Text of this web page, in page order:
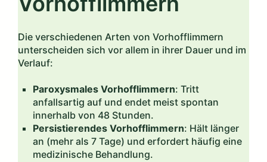
Die verschiedenen Arten von Vorhofflimmern
unterscheiden sich vor allem in ihrer Dauer und im
Verlauf:
Paroxysmales Vorhofflimmern: Tritt
anfallsartig auf und endet meist spontan
innerhalb von 48 Stunden.
Persistierendes Vorhofflimmern: Hält länger
an (mehr als 7 Tage) und erfordert häufig eine
medizinische Behandlung.